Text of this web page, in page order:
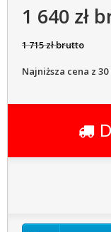
1 640 zł
1 715 zł brutto
Najniższa cena z 30